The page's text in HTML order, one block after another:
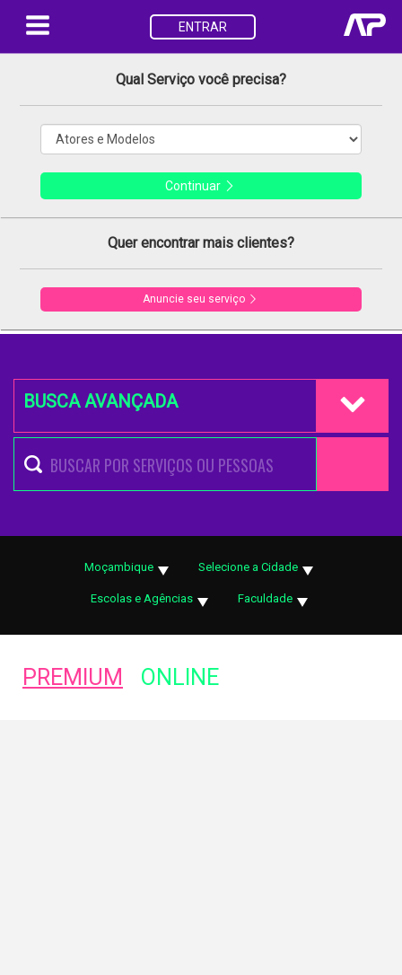
ENTRAR
Qual Serviço você precisa?
Continuar
Quer encontrar mais clientes?
Anuncie seu serviço
BUSCA AVANÇADA
Moçambique Selecione a Cidade
Escolas e Agências Faculdade
PREMIUM ONLINE